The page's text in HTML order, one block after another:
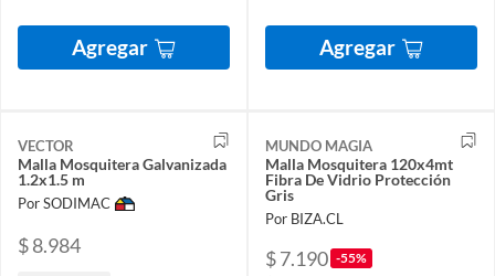
Agregar Agregar
VECTOR
Malla Mosquitera Galvanizada
1.2x1.5 m
Por SODIMAC
$ 8.984
MUNDO MAGIA
Malla Mosquitera 120x4mt
Fibra De Vidrio Protección
Gris
Por BIZA.CL
$ 7.190 -55%